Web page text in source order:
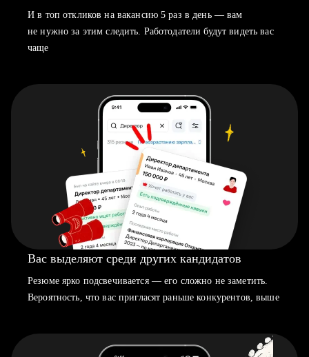
И в топ откликов на вакансию 5 раз в день — вам
не нужно за этим следить. Работодатели будут видеть вас
чаще
Вас выделяют среди других кандидатов
Резюме ярко подсвечивается — его сложно не заметить.
Вероятность, что вас пригласят раньше конкурентов, выше